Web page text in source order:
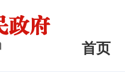
首页